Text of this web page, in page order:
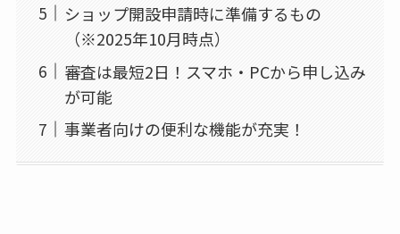
ショップ開設申請時に準備するもの
（※2025年10月時点）
審査は最短2日！スマホ・PCから申し込み
が可能
事業者向けの便利な機能が充実！